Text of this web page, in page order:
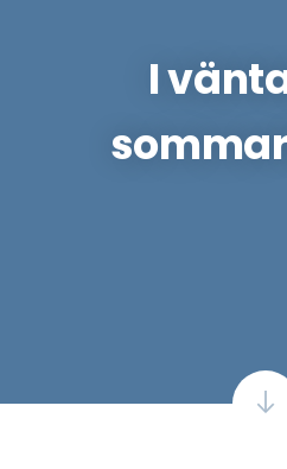
I